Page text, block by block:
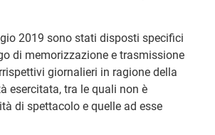
2019 sono stati disposti specifici
di memorizzazione e trasmissione
giornalieri in ragione della
esercitata, tra le quali non è
di spettacolo e quelle ad esse